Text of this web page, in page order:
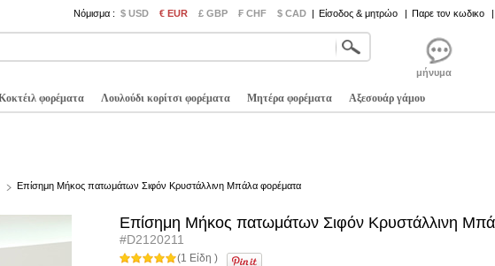
Νόμισμα : $ USD € EUR £ GBP ₣ CHF $ CAD | Είσοδος & μητρώο | Παρε τον κωδικο |
μήνυμα
φορέματα Λουλούδι κορίτσι φορέματα Μητέρα φορέματα Αξεσουάρ γάμου
Επίσημη Μήκος πατωμάτων Σιφόν Κρυστάλλινη Μπάλα φορέματα
Επίσημη Μήκος πατωμάτων Σιφόν Κρυστάλλινη
#D2120211
(1 Είδη )